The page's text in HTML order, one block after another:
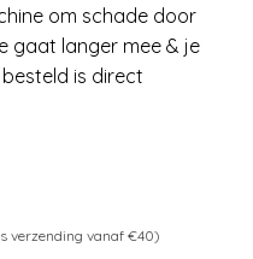
om schade door
gaat langer mee & je
is direct
verzending vanaf €40)